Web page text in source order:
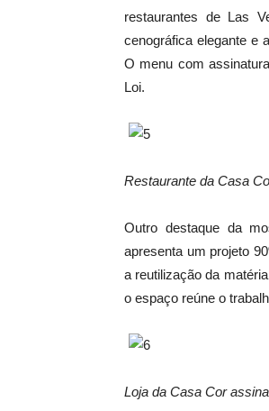
restaurantes de Las
cenográfica elegante e
O menu com
Loi.
Restaurante da Casa
Outro destaque da
apresenta um projeto
a reutilização da
o espaço reúne o
Loja da Casa Cor